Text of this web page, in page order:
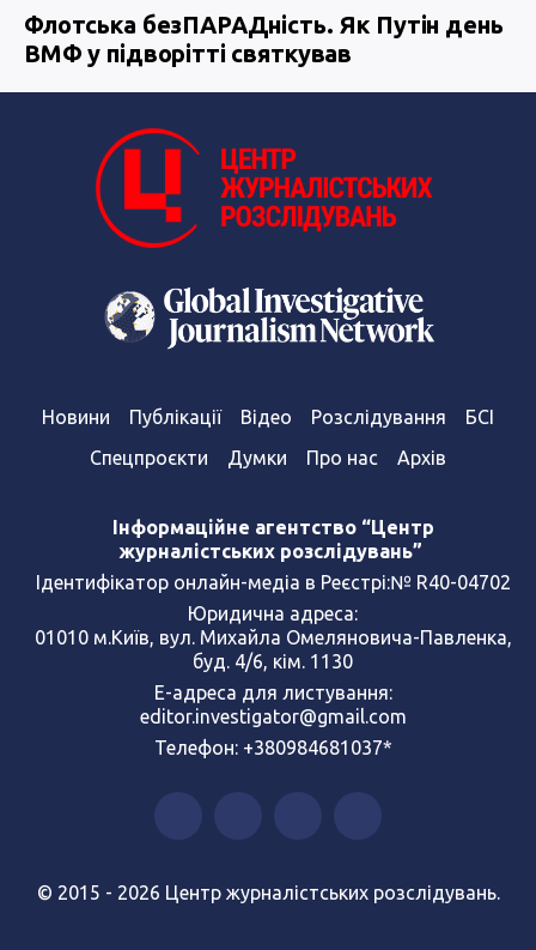
Флотська безПАРАДність. Як Путін день
ВМФ у підворітті святкував
Новини Публікації Відео Розслідування
БСІ
Спецпроєкти
Думки Про нас Архів
Інформаційне агентство “Центр
журналістських розслідувань”
Ідентифікатор онлайн-медіа в Реєстрі:№ R40-04702
Юридична адреса:
01010 м.Київ, вул. Михайла Омеляновича-Павленка,
буд. 4/6, кім. 1130
Е-адреса для листування:
editor.investigator@gmail.com
Телефон: +380984681037*
© 2015 - 2026 Центр журналістських розслідувань.